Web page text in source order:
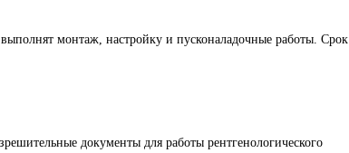
монтаж, настройку и пусконаладочные работы. Срок
документы для работы рентгенологического